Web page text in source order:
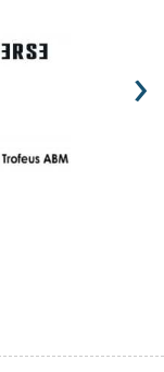
›